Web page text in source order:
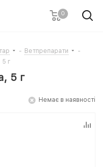
0
- Ветпрепарати
-
5 г
5 г
Немає в наявності